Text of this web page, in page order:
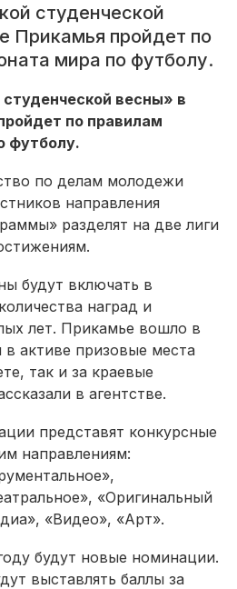
студенческой
Прикамья пройдет по
мира по футболу.
весны» в
по правилам
футболу.
по делам молодежи
направления
разделят на две лиги
будут включать в
наград и
лет. Прикамье вошло в
в активе призовые места
так и за краевые
в агентстве.
представят конкурсные
направлениям:
«Оригинальный
«Видео», «Арт».
будут новые номинации.
выставлять баллы за